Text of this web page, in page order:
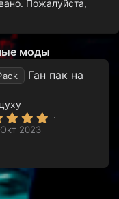
Пожалуйста,
моды
Ган пак на
5
в
2023